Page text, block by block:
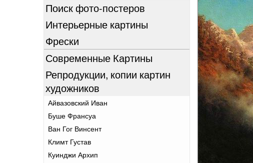
Поиск фото-постеров
Интерьерные картины
Фрески
Современные Картины
Репродукции, копии картин
художников
Айвазовский Иван
Буше Франсуа
Ван Гог Винсент
Климт Густав
Куинджи Архип